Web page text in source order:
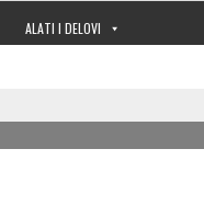
ALATI I DELOVI